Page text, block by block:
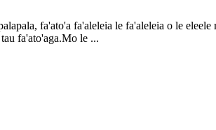
fa'ato'a fa'aleleia le fa'aleleia o le
fa'ato'aga.Mo le ...